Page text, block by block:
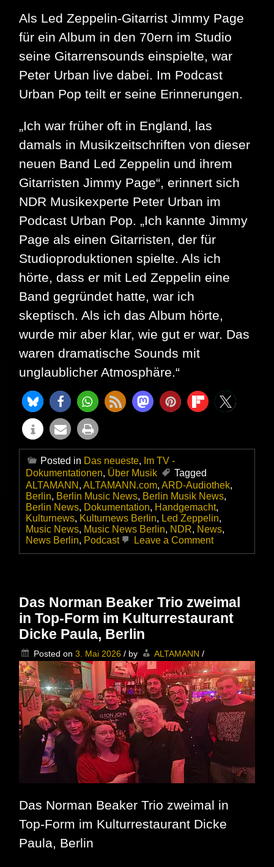
Als Led Zeppelin-Gitarrist Jimmy Page
für ein Album in den 70ern im Studio
seine Gitarrensounds einspielte, war
Peter Urban live dabei. Im Podcast
Urban Pop teilt er seine Erinnerungen.
„Ich war früher oft in England, las
damals in Musikzeitschriften von dieser
neuen Band Led Zeppelin und ihrem
Gitarristen Jimmy Page“, erinnert sich
NDR Musikexperte Peter Urban im
Podcast Urban Pop. „Ich kannte Jimmy
Page als einen Gitarristen, der für
Studioproduktionen spielte. Als ich
hörte, dass er mit Led Zeppelin eine
Band gegründet hatte, war ich
skeptisch. Als ich das Album hörte,
wurde mir aber klar, wie gut er war. Das
waren dramatische Sounds mit
unglaublicher Atmosphäre.“
Posted in Das neueste, Im TV -
Dokumentationen, Über Musik
Tagged
ALTAMANN , ALTAMANN.com, ARD-Audiothek,
Berlin, Berlin Music News, Berlin Musik News,
Berlin News, Dokumentation, Handgemacht,
Kulturnews, Kulturnews Berlin, Led Zeppelin,
Music News, Music News Berlin, NDR, News,
News Berlin, Podcast Leave a Commenton
ARD-
Audiothek
–
Freiheit
ohne
Kompromisse
Das Norman Beaker Trio zweimal
in Top-Form im Kulturrestaurant
Dicke Paula, Berlin
Posted on 3. Mai 2026 / by ALTAMANN /
Das Norman Beaker Trio zweimal in
Top-Form im Kulturrestaurant Dicke
Paula, Berlin